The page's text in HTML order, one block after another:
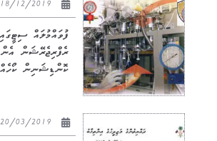
ފުވައްމުލައް ސިޓީގައި
ރެފްރިޖެރޭޝަން
ކޮންޑިޝަނިން